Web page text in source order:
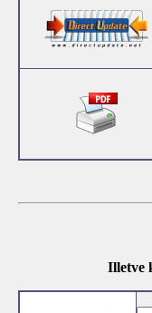
Illetve